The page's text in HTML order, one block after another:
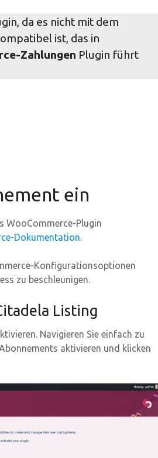
da es nicht mit dem
ist, das in
Zahlungen Plugin führt
ein
WooCommerce-Plugin
Dokumentation.
Konfigurationsoptionen
zu beschleunigen.
Listing
Navigieren Sie einfach zu
aktivieren und klicken